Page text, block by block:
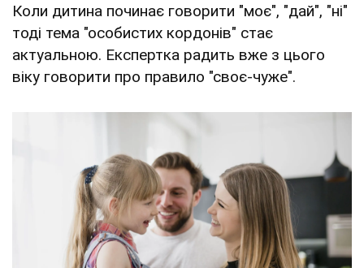
Коли дитина починає говорити "моє", "дай", "ні"
тоді тема "особистих кордонів" стає
актуальною. Експертка радить вже з цього
віку говорити про правило "своє-чуже".